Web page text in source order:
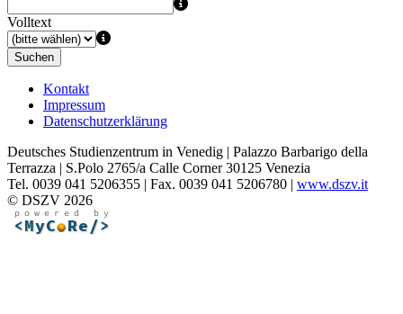
Volltext
Suchen
Kontakt
Impressum
Datenschutzerklärung
Deutsches Studienzentrum in Venedig | Palazzo Barbarigo della
Terrazza | S.Polo 2765/a Calle Corner 30125 Venezia
Tel. 0039 041 5206355 | Fax. 0039 041 5206780 | www.dszv.it
© DSZV 2026